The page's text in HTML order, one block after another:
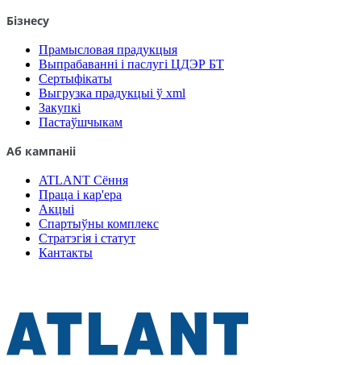
Бізнесу
Прамысловая прадукцыя
Выпрабаванні і паслугі ЦДЭР БТ
Сертыфікаты
Выгрузка прадукцыі ў xml
Закупкі
Пастаўшчыкам
Аб кампаніі
ATLANT Сёння
Праца і кар'ера
Акцыі
Спартыўны комплекс
Стратэгія і статут
Кантакты